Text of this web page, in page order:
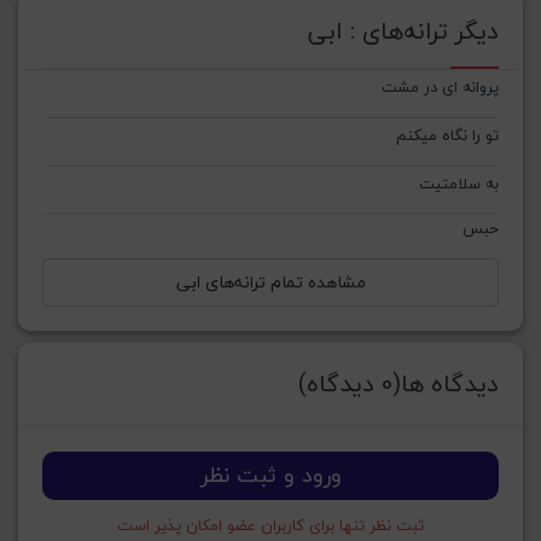
دیگر ترانه‌های : ابی
پروانه ای در مشت
تو را نگاه میکنم
به سلامتیت
حبس
مشاهده تمام ترانه‌های ابی
دیدگاه ها(0 دیدگاه)
ورود و ثبت نظر
ثبت نظر تنها برای کاربران عضو امکان پذیر است